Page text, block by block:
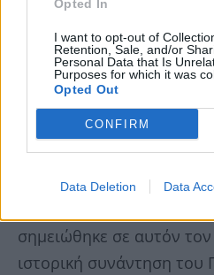
Opted In
I want to opt-out of
Retention, Sale, and/or
Personal Data that Is
Purposes for which it was
Opted Out
CONFIRM
Data Deletion Data
σημειώθηκε σε αυτόν
ιστορική συνάντηση του